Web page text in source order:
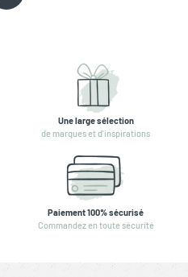
Une large sélection
de marques et d'inspirations
Paiement 100% sécurisé
Commandez en toute sécurité